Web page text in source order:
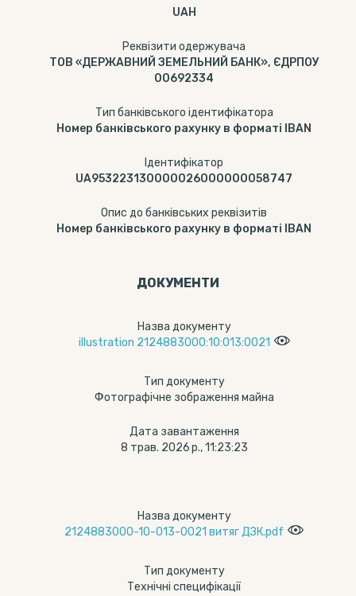
UAH
Реквізити одержувача
ТОВ «ДЕРЖАВНИЙ ЗЕМЕЛЬНИЙ БАНК», ЄДРПОУ
00692334
Тип банківського ідентифікатора
Номер банківського рахунку в форматі IBAN
Ідентифікатор
UA953223130000026000000058747
Опис до банківських реквізитів
Номер банківського рахунку в форматі IBAN
ДОКУМЕНТИ
Назва документу
illustration 2124883000:10:013:0021
Тип документу
Фотографічне зображення майна
Дата завантаження
8 трав. 2026 р., 11:23:23
Назва документу
2124883000-10-013-0021 витяг ДЗК.pdf
Тип документу
Технічні специфікації